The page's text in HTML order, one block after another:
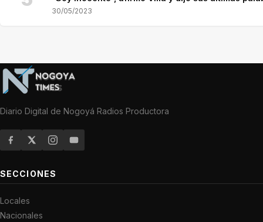
30/05/2023
Diario Digital de Nogoyá Radios Productora
SECCIONES
Locales
Nacionales